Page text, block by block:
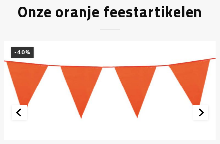
Onze oranje feestartikelen
-40%